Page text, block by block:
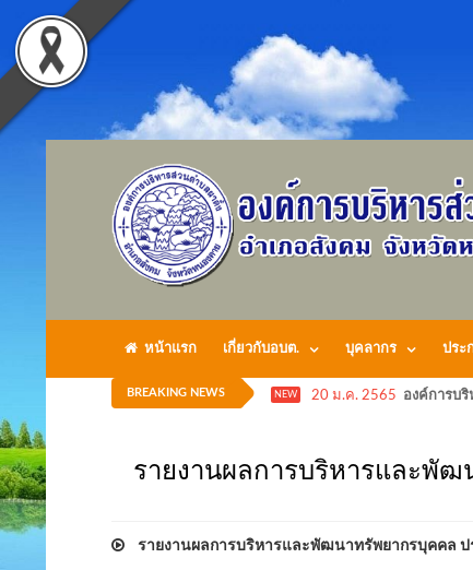
หน้าแรก เกี่ยวกับอบต. บุคลากร ประ
BREAKING NEWS NEW 20 ม.ค. 2565 องค์การบ
รายงานผลการบริหารและพั
รายงานผลการบริหารและพัฒนาทรัพยากรบุคคล ป